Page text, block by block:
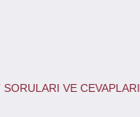
VE CEVAPLARI